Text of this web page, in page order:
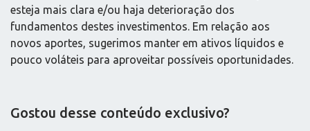
esteja mais clara e/ou haja deterioração dos
fundamentos destes investimentos. Em relação aos
novos aportes, sugerimos manter em ativos líquidos e
pouco voláteis para aproveitar possíveis oportunidades.
Gostou desse conteúdo exclusivo?